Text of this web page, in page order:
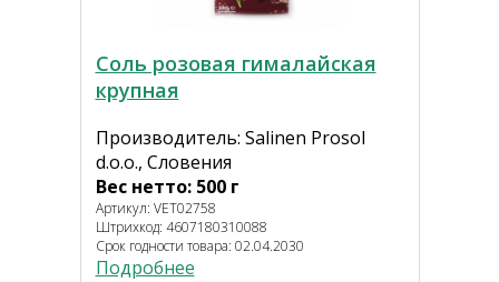
Соль розовая гималайская
крупная
Производитель: Salinen Prosol
d.o.o., Словения
Вес нетто: 500 г
Артикул: VET02758
Штрихкод: 4607180310088
Срок годности товара: 02.04.2030
Подробнее